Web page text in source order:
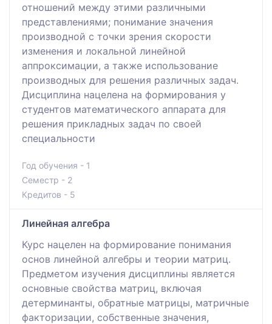
отношений между этими различными
представлениями; понимание значения
производной с точки зрения скорости
изменения и локальной линейной
аппроксимации, а также использование
производных для решения различных задач.
Дисциплина нацелена на формирования у
студентов математического аппарата для
решения прикладных задач по своей
специальности
Год обучения - 1
Семестр - 2
Кредитов - 5
Линейная алгебра
Курс нацелен на формирование понимания
основ линейной алгебры и теории матриц.
Предметом изучения дисциплины является
основные свойства матриц, включая
детерминанты, обратные матрицы, матричные
факторизации, собственные значения,